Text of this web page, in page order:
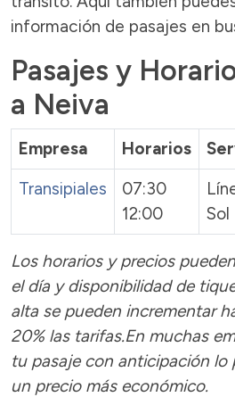
información de pasajes en
Pasajes y
a Neiva
Empresa Horarios
Transipiales
07:30
12:00
Sol
Los horarios y precios
el día y disponibilidad de
alta se pueden incrementar
20% las tarifas.En muchas
tu pasaje con anticipación lo
un precio más económico.